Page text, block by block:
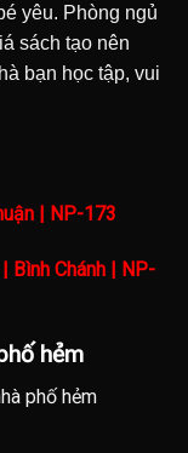
yêu. Phòng ngủ
sách tạo nên
bạn học tập, vui
| NP-173
Bình Chánh | NP-
hẻm